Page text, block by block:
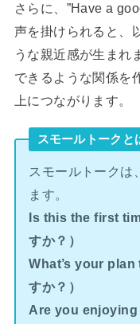
さらに、”Have a
声を掛けられると、
うな親近感が生まれ
できるような関係を
上につながります。
スモールトークと
スモールトークは
ます。
Is this the first
すか？）
What’s your plan
すか？）
Are you enjoying